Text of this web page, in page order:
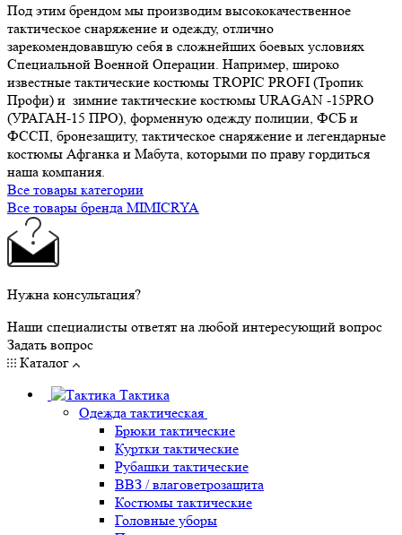
Под этим брендом мы производим высококачественное
тактическое снаряжение и одежду, отлично
зарекомендовавшую себя в сложнейших боевых условиях
Специальной Военной Операции. Например, широко
известные тактические костюмы TROPIC PROFI (Тропик
Профи) и зимние тактические костюмы URAGAN -15PRO
(УРАГАН-15 ПРО), форменную одежду полиции, ФСБ и
ФССП, бронезащиту, тактическое снаряжение и легендарные
костюмы Афганка и Мабута, которыми по праву гордиться
наша компания.
Все товары категории
Все товары бренда MIMICRYA
Нужна консультация?
Наши специалисты ответят на любой интересующий вопрос
Задать вопрос
Каталог
Тактика
Одежда тактическая
Брюки тактические
Куртки тактические
Рубашки тактические
ВВЗ / влаговетрозащита
Костюмы тактические
Головные уборы